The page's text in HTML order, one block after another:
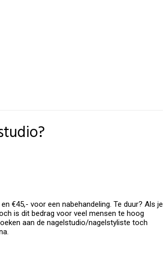
€45,- voor een nabehandeling. Te duur? Als je
is dit bedrag voor veel mensen te hoog
aan de nagelstudio/nagelstyliste toch